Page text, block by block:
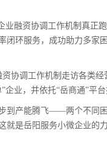
融资协调工作机制真正
闭环服务，成功助力多家
调工作机制走访各类经
企业，并依托“岳商通”平
产能腾飞——两个不同困
就是岳阳服务小微企业的